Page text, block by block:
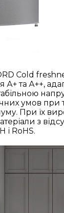
Cold
та А++,
умов при
При їх
з
і RoHS.